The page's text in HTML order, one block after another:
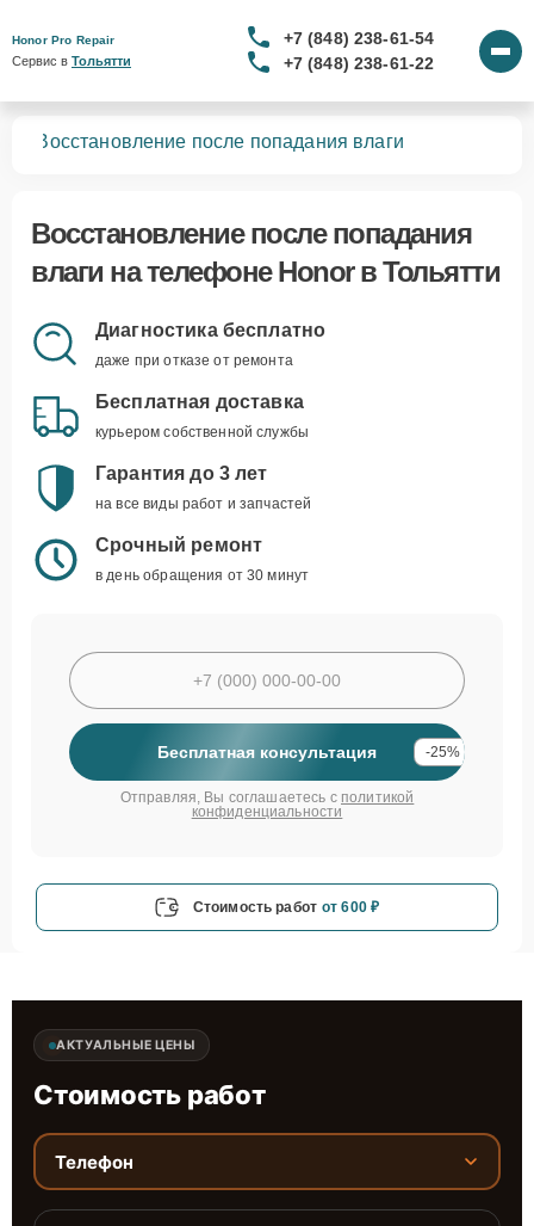
Honor Pro Repair
Сервис в Тольятти
+7 (848) 238-61-54
+7 (848) 238-61-22
Восстановление после попадания влаги
Восстановление после попадания
влаги на телефоне Honor в Тольятти
Диагностика бесплатно
даже при отказе от ремонта
Бесплатная доставка
курьером собственной службы
Гарантия до 3 лет
на все виды работ и запчастей
Срочный ремонт
в день обращения от 30 минут
Бесплатная консультация -25%
Отправляя, Вы соглашаетесь с политикой
конфиденциальности
Стоимость работ от 600 ₽
АКТУАЛЬНЫЕ ЦЕНЫ
Стоимость работ
Телефон